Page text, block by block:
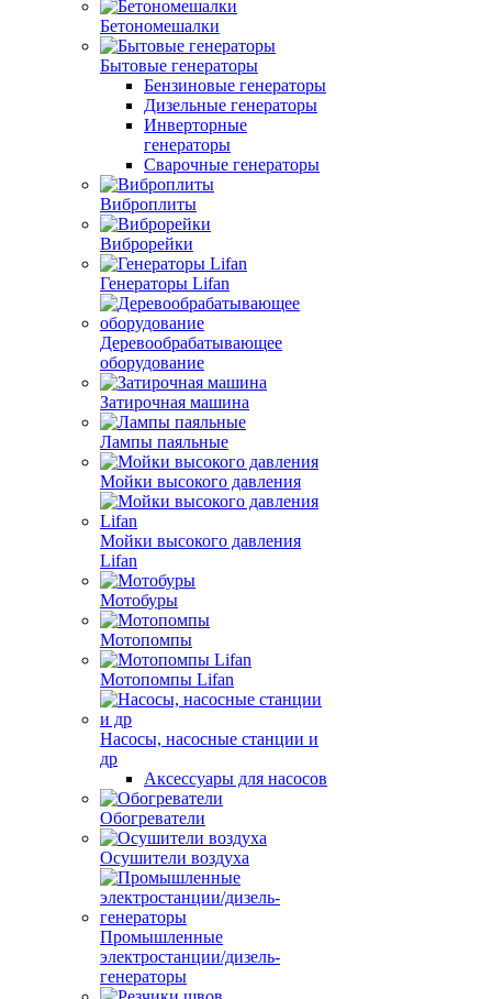
Бетономешалки
Бытовые генераторы
Бензиновые генераторы
Дизельные генераторы
Инверторные
генераторы
Сварочные генераторы
Виброплиты
Виброрейки
Генераторы Lifan
Деревообрабатывающее
оборудование
Затирочная машина
Лампы паяльные
Мойки высокого давления
Мойки высокого давления
Lifan
Мотобуры
Мотопомпы
Мотопомпы Lifan
Насосы, насосные станции и
др
Аксессуары для насосов
Обогреватели
Осушители воздуха
Промышленные
электростанции/дизель-
генераторы